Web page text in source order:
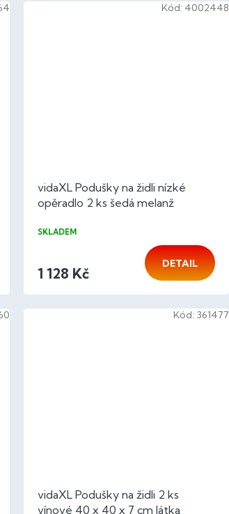
vidaXL Podušky na židli nízké
opěradlo 2 ks šedá melanž
SKLADEM
1 128 Kč
DETAIL
Kód: 4002448
vidaXL Podušky na židli 2 ks
vínové 40 x 40 x 7 cm látka
Kód: 361477